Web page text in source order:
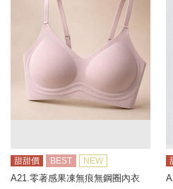
甜甜價 BEST NEW
A21.零著感果凍無痕無鋼圈內衣